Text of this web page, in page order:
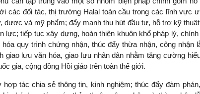
các đối tác, thị trường Halal toàn cầu trong các lĩnh vực
dược và mỹ phẩm; đẩy mạnh thu hút đầu tư, hỗ trợ kỹ
lực; tiếp tục xây dựng, hoàn thiện khuôn khổ pháp lý,
quy trình chứng nhận, thúc đẩy thừa nhận, công nhận
giao lưu văn hóa, giao lưu nhân dân nhằm tăng cường
gia, cộng đồng Hồi giáo trên toàn thế giới.
hợp tác chia sẻ thông tin, kinh nghiệm; thúc đẩy đàm